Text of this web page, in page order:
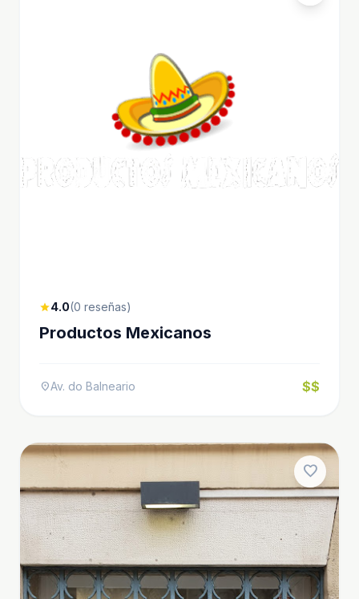
star4.0(0 reseñas)
Productos Mexicanos
location_onAv. do Balneario $$
favorite